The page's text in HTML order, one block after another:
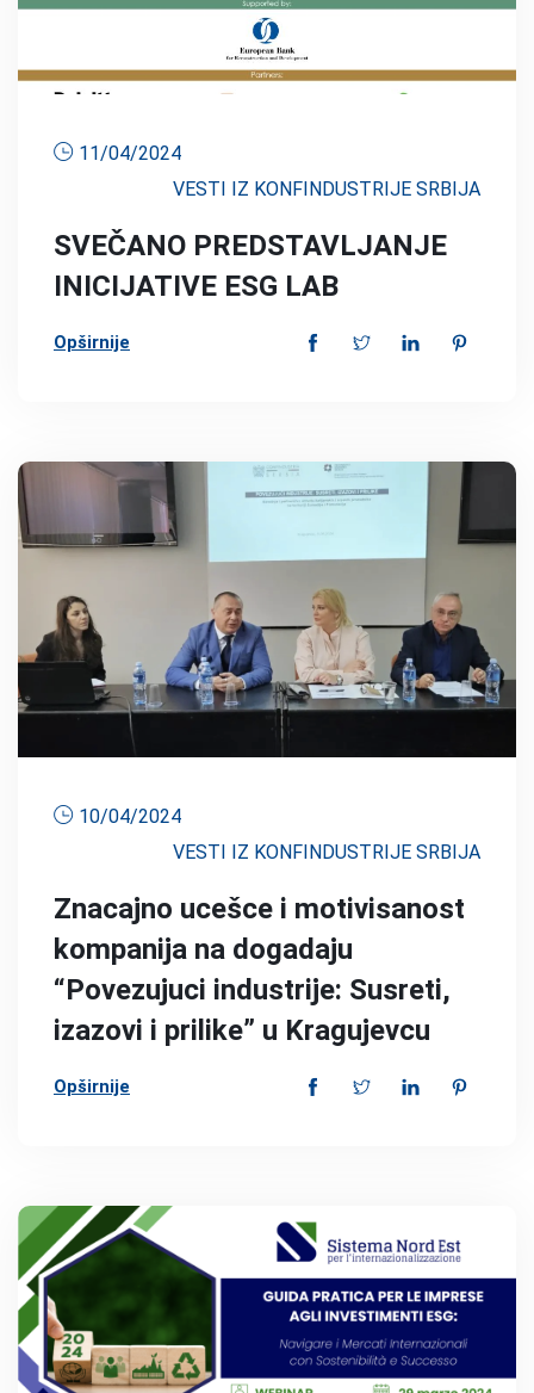
11/04/2024
VESTI IZ KONFINDUSTRIJE SRBIJA
SVEČANO PREDSTAVLJANJE
INICIJATIVE ESG LAB
Opširnije
10/04/2024
VESTI IZ KONFINDUSTRIJE SRBIJA
Znacajno ucešce i motivisanost
kompanija na dogadaju
“Povezujuci industrije: Susreti,
izazovi i prilike” u Kragujevcu
Opširnije